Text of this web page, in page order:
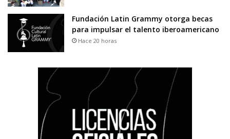
Fundación Latin Grammy otorga becas
para impulsar el talento iberoamericano
Hace 20 horas